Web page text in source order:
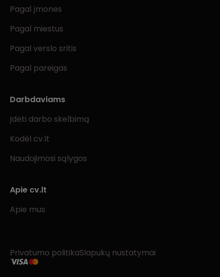
Pagal įmones
Pagal miestus
Pagal verslo sritis
Pagal pareigas
Darbdaviams
Įdėti darbo skelbimą
Kodėl cv.lt
Naudojimosi sąlygos
Apie cv.lt
Apie mus
Privatumo politikaSlapukų nustatymai